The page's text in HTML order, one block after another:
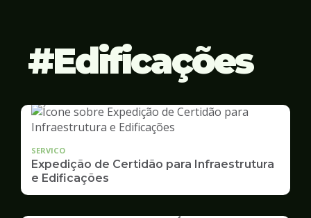
Edificações
SERVICO
Expedição de Certidão para Infraestrutura
e Edificações